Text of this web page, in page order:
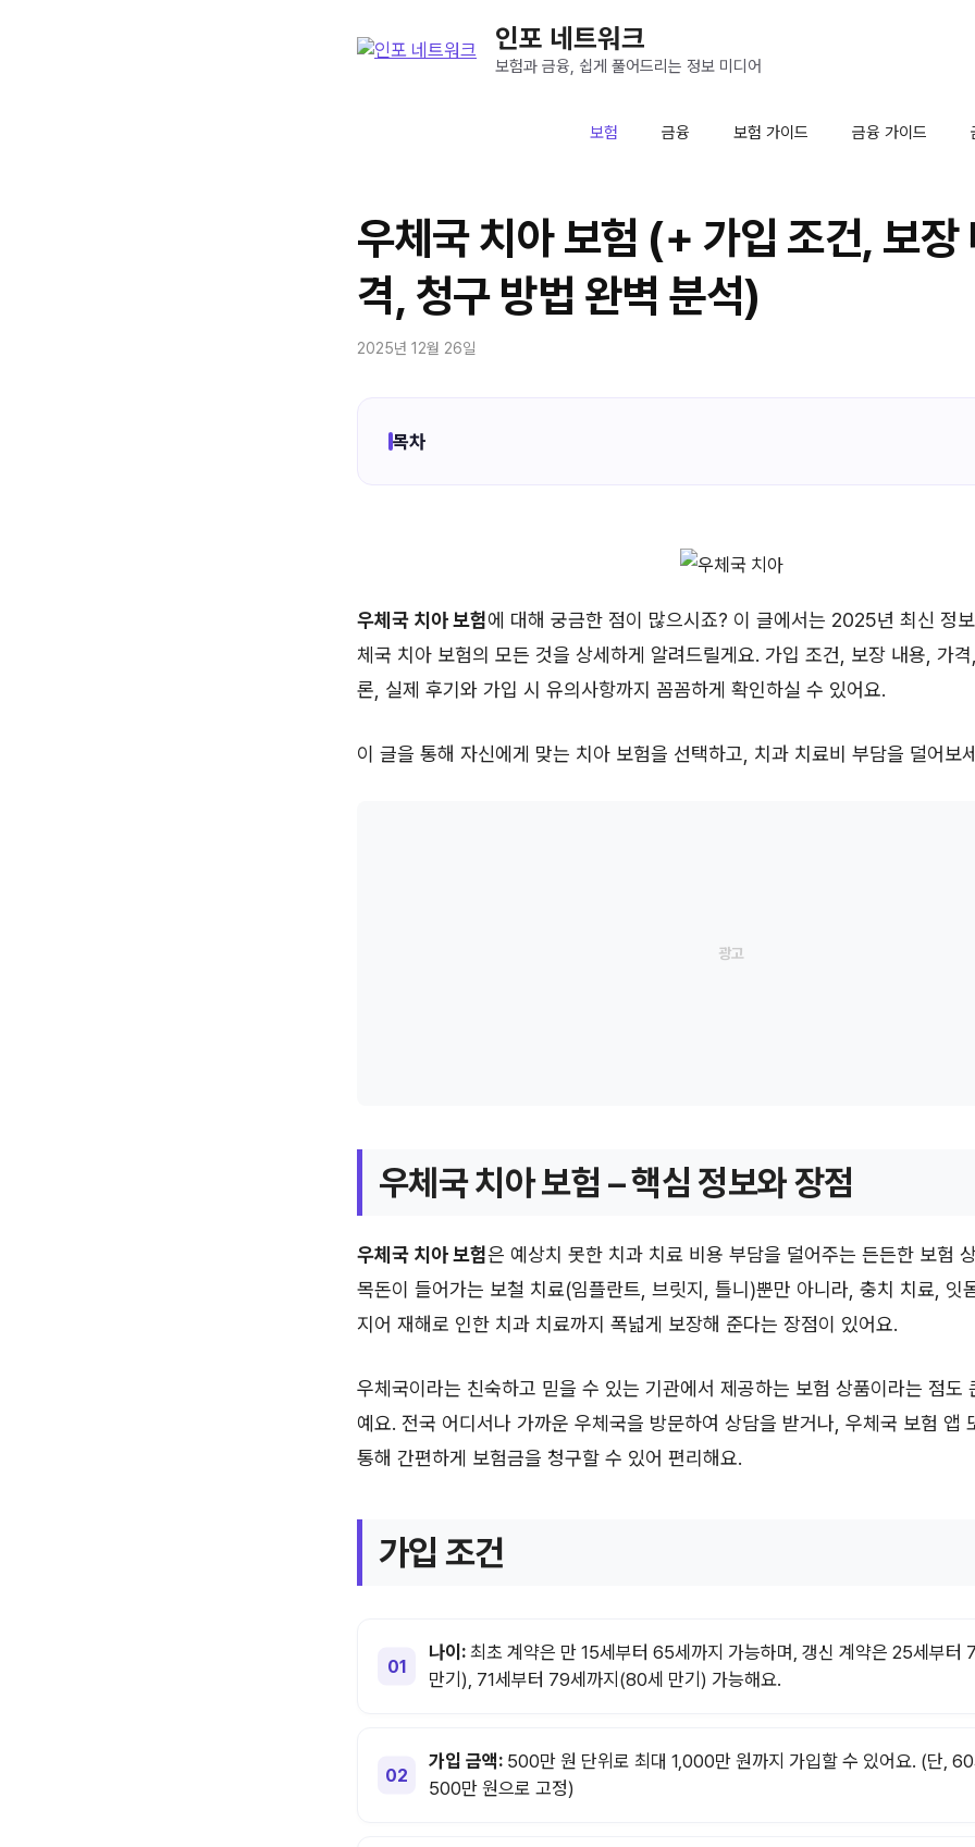
인포 네트워크
보험과 금융, 쉽게 풀어드리는 정보 미디어
보험 금융 보험 가이드 금융 가이드
우체국 치아 보험 (+ 가입 조건, 보장
격, 청구 방법 완벽 분석)
2025년 12월 26일
목차
우체국 치아 보험에 대해 궁금한 점이 많으시죠? 이 글에서는 2025년 최신 정
체국 치아 보험의 모든 것을 상세하게 알려드릴게요. 가입 조건, 보장 내용, 가
론, 실제 후기와 가입 시 유의사항까지 꼼꼼하게 확인하실 수 있어요.
이 글을 통해 자신에게 맞는 치아 보험을 선택하고, 치과 치료비 부담을 덜어보
우체국 치아 보험 – 핵심 정보와 장점
우체국 치아 보험은 예상치 못한 치과 치료 비용 부담을 덜어주는 든든한 보험 상
목돈이 들어가는 보철 치료(임플란트, 브릿지, 틀니)뿐만 아니라, 충치 치료, 잇
지어 재해로 인한 치과 치료까지 폭넓게 보장해 준다는 장점이 있어요.
우체국이라는 친숙하고 믿을 수 있는 기관에서 제공하는 보험 상품이라는 점도
예요. 전국 어디서나 가까운 우체국을 방문하여 상담을 받거나, 우체국 보험 앱
통해 간편하게 보험금을 청구할 수 있어 편리해요.
가입 조건
나이: 최초 계약은 만 15세부터 65세까지 가능하며, 갱신 계약은 25세부터
만기), 71세부터 79세까지(80세 만기) 가능해요.
가입 금액: 500만 원 단위로 최대 1,000만 원까지 가입할 수 있어요. (단, 60
500만 원으로 고정)